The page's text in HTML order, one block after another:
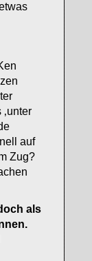
auf
Zug?
als